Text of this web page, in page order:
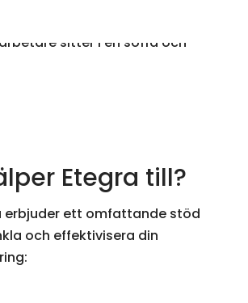
Etegra till?
erbjuder ett omfattande stöd
och effektivisera din